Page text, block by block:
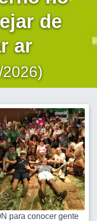
de
ar
para conocer gente